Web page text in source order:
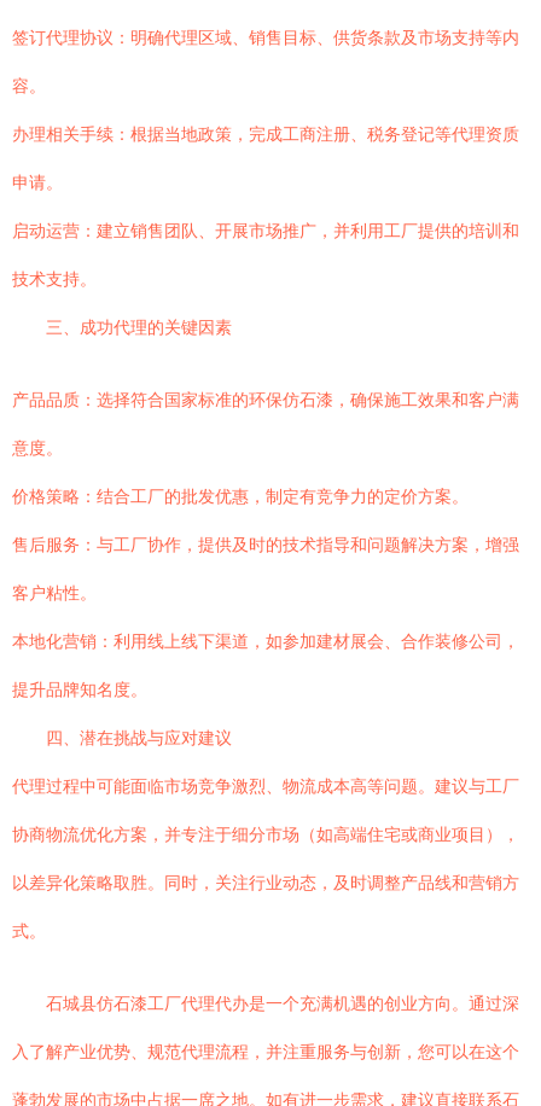
签订代理协议：明确代理区域、销售目标、供货条款及市场支持等内
容。
办理相关手续：根据当地政策，完成工商注册、税务登记等代理资质
申请。
启动运营：建立销售团队、开展市场推广，并利用工厂提供的培训和
技术支持。
三、成功代理的关键因素
产品品质：选择符合国家标准的环保仿石漆，确保施工效果和客户满
意度。
价格策略：结合工厂的批发优惠，制定有竞争力的定价方案。
售后服务：与工厂协作，提供及时的技术指导和问题解决方案，增强
客户粘性。
本地化营销：利用线上线下渠道，如参加建材展会、合作装修公司，
提升品牌知名度。
四、潜在挑战与应对建议
代理过程中可能面临市场竞争激烈、物流成本高等问题。建议与工厂
协商物流优化方案，并专注于细分市场（如高端住宅或商业项目），
以差异化策略取胜。同时，关注行业动态，及时调整产品线和营销方
式。
石城县仿石漆工厂代理代办是一个充满机遇的创业方向。通过深
入了解产业优势、规范代理流程，并注重服务与创新，您可以在这个
蓬勃发展的市场中占据一席之地。如有进一步需求，建议直接联系石